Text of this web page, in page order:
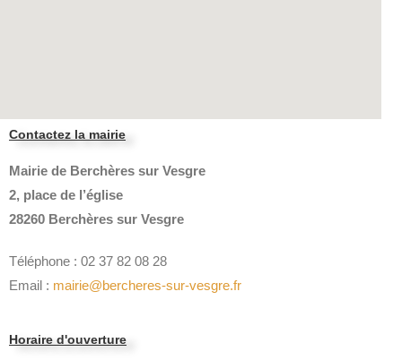
Contactez la mairie
Mairie de Berchères sur Vesgre
2, place de l’église
28260 Berchères sur Vesgre
Téléphone : 02 37 82 08 28
Email : mairie@bercheres-sur-vesgre.fr
Horaire d'ouverture